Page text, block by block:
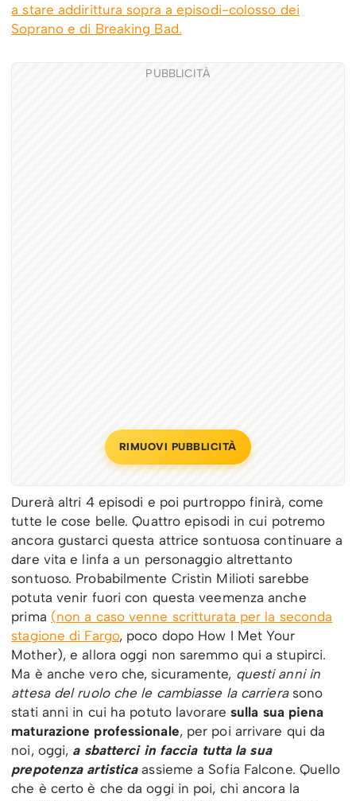
a stare addirittura sopra a episodi-colosso dei
Soprano e di Breaking Bad.
PUBBLICITÀ
RIMUOVI PUBBLICITÀ
Durerà altri 4 episodi e poi purtroppo finirà, come
tutte le cose belle. Quattro episodi in cui potremo
ancora gustarci questa attrice sontuosa continuare a
dare vita e linfa a un personaggio altrettanto
sontuoso. Probabilmente Cristin Milioti sarebbe
potuta venir fuori con questa veemenza anche
prima (non a caso venne scritturata per la seconda
stagione di Fargo, poco dopo How I Met Your
Mother), e allora oggi non saremmo qui a stupirci.
Ma è anche vero che, sicuramente, questi anni in
attesa del ruolo che le cambiasse la carrierasono
stati anni in cui ha potuto lavorare sulla sua piena
maturazione professionale, per poi arrivare qui da
noi, oggi, a sbatterci in faccia tutta la sua
prepotenza artisticaassieme a Sofia Falcone. Quello
che è certo è che da oggi in poi, chi ancora la